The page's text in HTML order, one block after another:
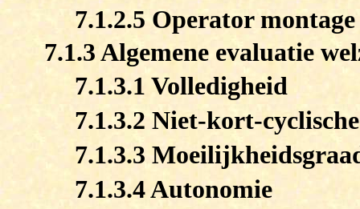
7.1.2.5 Operator
7.1.3 Algemene evaluatie
7.1.3.1 Volledigheid
7.1.3.2 Niet-kort-
7.1.3.3
7.1.3.4 Autonomie